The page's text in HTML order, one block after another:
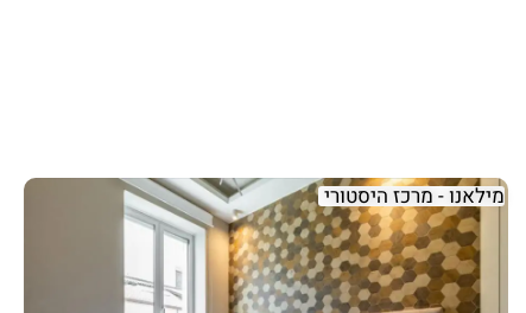
מילאנו - מרכז היסטורי